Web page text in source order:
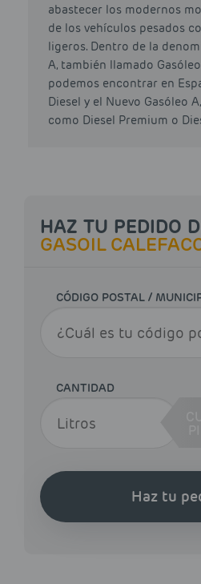
abastecer los modernos
de los vehículos pesados
ligeros. Dentro de la
A, también llamado
podemos encontrar en
Diesel y el Nuevo Gasóleo
como Diesel Premium o
HAZ TU PEDIDO
GASOIL
CÓDIGO POSTAL /
CANTIDAD
Haz tu